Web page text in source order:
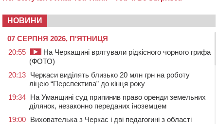
НОВИНИ
07 СЕРПНЯ 2026, П'ЯТНИЦЯ
20:55
На Черкащині врятували рідкісного чорного грифа
(ФОТО)
20:13 Черкаси виділять близько 20 млн грн на роботу
ліцею “Перспектива” до кінця року
19:34 На Уманщині суд припинив право оренди земельних
ділянок, незаконно переданих іноземцем
19:00 Вихователька з Черкас і дві педагогині з області